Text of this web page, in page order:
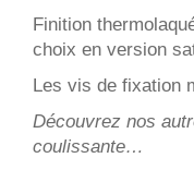
Finition
choix en version
Les vis de fixation
Découvrez nos
coulissante…